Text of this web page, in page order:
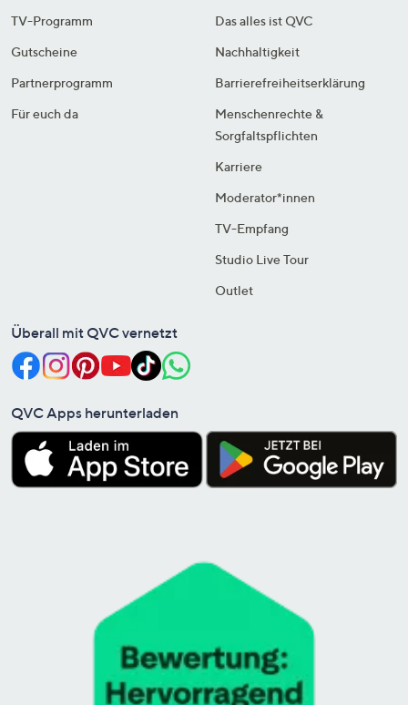
TV-Programm
Gutscheine
Partnerprogramm
Für euch da
Das alles ist QVC
Nachhaltigkeit
Barrierefreiheitserklärung
Menschenrechte &
Sorgfaltspflichten
Karriere
Moderator*innen
TV-Empfang
Studio Live Tour
Outlet
Überall mit QVC vernetzt
QVC Apps herunterladen